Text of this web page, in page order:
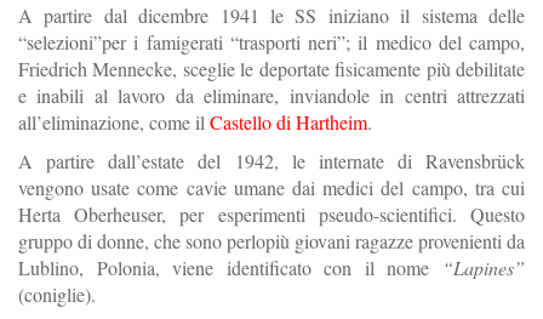
A partire dal dicembre 1941 le SS iniziano il sistema delle
“selezioni”per i famigerati “trasporti neri”; il medico del campo,
Friedrich Mennecke, sceglie le deportate fisicamente più debilitate
e inabili al lavoro da eliminare, inviandole in centri attrezzati
all’eliminazione, come il Castello di Hartheim.
A partire dall’estate del 1942, le internate di Ravensbrück
vengono usate come cavie umane dai medici del campo, tra cui
Herta Oberheuser, per esperimenti pseudo-scientifici. Questo
gruppo di donne, che sono perlopiù giovani ragazze provenienti da
Lublino, Polonia, viene identificato con il nome “Lapines”
(coniglie).